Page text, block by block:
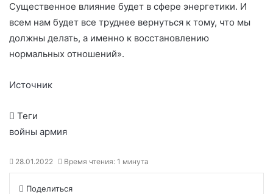
Существенное влияние будет в сфере энергетики. И
всем нам будет все труднее вернуться к тому, что мы
должны делать, а именно к восстановлению
нормальных отношений».
Источник
Теги
войны армия
28.01.2022 Время чтения: 1 минута
Поделиться